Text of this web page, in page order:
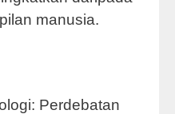
manusia.
Perdebatan